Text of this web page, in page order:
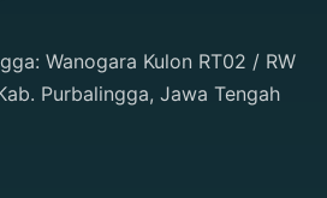
Wanogara Kulon RT02 / RW
Purbalingga, Jawa Tengah